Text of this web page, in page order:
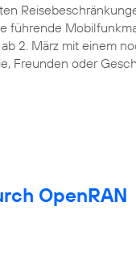
führende
2. März mit einem
Freunden oder
OpenRAN